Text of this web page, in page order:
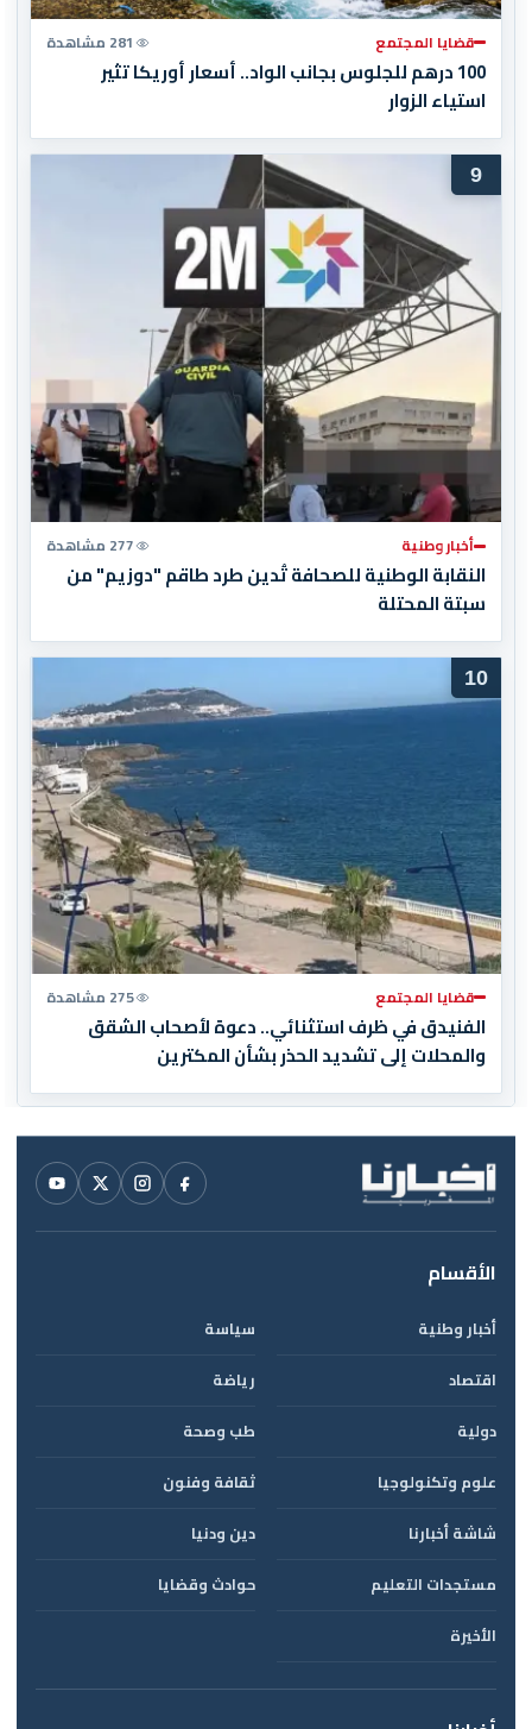
قضايا المجتمع 281 مشاهدة
100 درهم للجلوس بجانب الواد.. أسعار أوريكا تثير
استياء الزوار
9
أخبار وطنية 277 مشاهدة
النقابة الوطنية للصحافة تُدين طرد طاقم "دوزيم" من
سبتة المحتلة
10
قضايا المجتمع 275 مشاهدة
الفنيدق في ظرف استثنائي.. دعوة لأصحاب الشقق
والمحلات إلى تشديد الحذر بشأن المكترين
الأقسام
أخبار وطنية
سياسة
اقتصاد
رياضة
دولية
طب وصحة
علوم وتكنولوجيا
ثقافة وفنون
شاشة أخبارنا
دين ودنيا
مستجدات التعليم
حوادث وقضايا
الأخيرة